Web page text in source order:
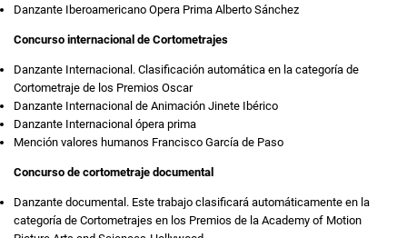
Danzante Iberoamericano Opera Prima Alberto Sánchez
Concurso internacional de Cortometrajes
Danzante Internacional. Clasificación automática en la categoría de
Cortometraje de los Premios Oscar
Danzante Internacional de Animación Jinete Ibérico
Danzante Internacional ópera prima
Mención valores humanos Francisco García de Paso
Concurso de cortometraje documental
Danzante documental. Este trabajo clasificará automáticamente en la
categoría de Cortometrajes en los Premios de la Academy of Motion